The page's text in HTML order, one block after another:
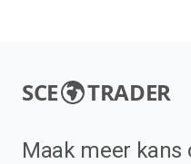
SCE TRADER
Maak meer kans